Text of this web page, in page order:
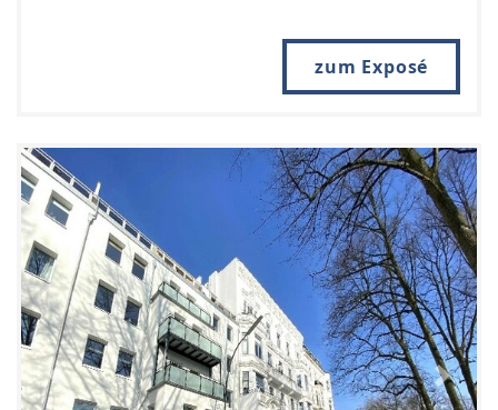
zum Exposé
Previous Next